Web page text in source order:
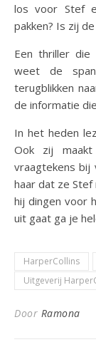
los voor Stef
pakken? Is zij
Een thriller die
weet de
terugblikken
de informatie
In het heden
Ook zij
vraagtekens bij
haar dat ze
hij dingen voor
uit gaat ga je
HarperCollins
Uitgeverij
Door Ramona